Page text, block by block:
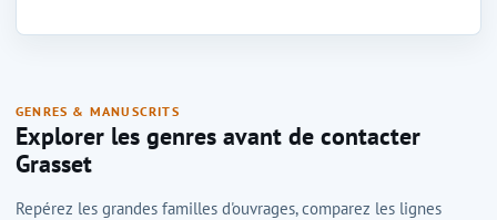
GENRES & MANUSCRITS
Explorer les genres avant de contacter
Grasset
Repérez les grandes familles d'ouvrages, comparez les lignes